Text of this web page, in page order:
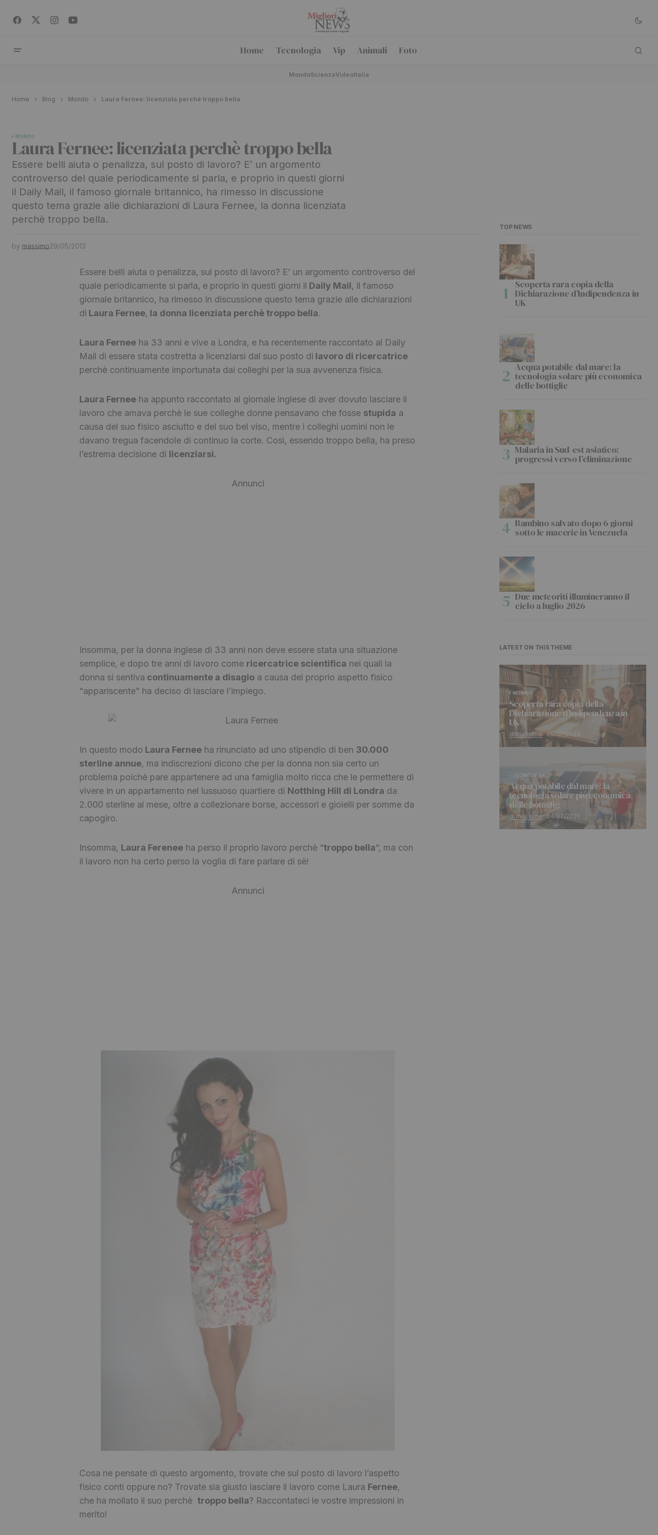
Home Tecnologia Vip Animali Foto
MondoScienzaVideoItalia
Home Blog Mondo Laura Fernee: licenziata perchè troppo bella
MONDO
Laura Fernee: licenziata perchè troppo bella
Essere belli aiuta o penalizza, sul posto di lavoro? E’ un argomento
controverso del quale periodicamente si parla, e proprio in questi giorni
il Daily Mail, il famoso giornale britannico, ha rimesso in discussione
questo tema grazie alle dichiarazioni di Laura Fernee, la donna licenziata
perchè troppo bella.
by massimo29/05/2013
Essere belli aiuta o penalizza, sul posto di lavoro? E’ un argomento controverso del
quale periodicamente si parla, e proprio in questi giorni il Daily Mail, il famoso
giornale britannico, ha rimesso in discussione questo tema grazie alle dichiarazioni
di Laura Fernee, la donna licenziata perchè troppo bella.
Laura Fernee ha 33 anni e vive a Londra, e ha recentemente raccontato al Daily
Mail di essere stata costretta a licenziarsi dal suo posto di lavoro di ricercatrice
perchè continuamente importunata dai colleghi per la sua avvenenza fisica.
Laura Fernee ha appunto raccontato al giornale inglese di aver dovuto lasciare il
lavoro che amava perchè le sue colleghe donne pensavano che fosse stupida a
causa del suo fisico asciutto e del suo bel viso, mentre i colleghi uomini non le
davano tregua facendole di continuo la corte. Così, essendo troppo bella, ha preso
l’estrema decisione di licenziarsi.
Annunci
Insomma, per la donna inglese di 33 anni non deve essere stata una situazione
semplice, e dopo tre anni di lavoro come ricercatrice scientifica nei quali la
donna si sentiva continuamente a disagio a causa del proprio aspetto fisico
“appariscente” ha deciso di lasciare l’impiego.
In questo modo Laura Fernee ha rinunciato ad uno stipendio di ben 30.000
sterline annue, ma indiscrezioni dicono che per la donna non sia certo un
problema poichè pare appartenere ad una famiglia molto ricca che le permettere di
vivere in un appartamento nel lussuoso quartiere di Notthing Hill di Londra da
2.000 sterline al mese, oltre a collezionare borse, accessori e gioielli per somme da
capogiro.
Insomma, Laura Ferenee ha perso il proprio lavoro perchè “troppo bella“, ma con
il lavoro non ha certo perso la voglia di fare parlare di sè!
Annunci
Cosa ne pensate di questo argomento, trovate che sul posto di lavoro l’aspetto
fisico conti oppure no? Trovate sia giusto lasciare il lavoro come Laura Fernee,
che ha mollato il suo perchè troppo bella? Raccontateci le vostre impressioni in
merito!
TOP NEWS
Scoperta rara copia della
Dichiarazione d’Indipendenza in
UK
Acqua potabile dal mare: la
tecnologia solare più economica
delle bottiglie
Malaria in Sud-est asiatico:
progressi verso l’eliminazione
Bambino salvato dopo 6 giorni
sotto le macerie in Venezuela
Due meteoriti illumineranno il
cielo a luglio 2026
LATEST ON THIS THEME
MONDO
Scoperta rara copia della
Dichiarazione d’Indipendenza in
UK
di massimo 06/07/2026
TECNOLOGIA
Acqua potabile dal mare: la
tecnologia solare più economica
delle bottiglie
di massimo 04/07/2026